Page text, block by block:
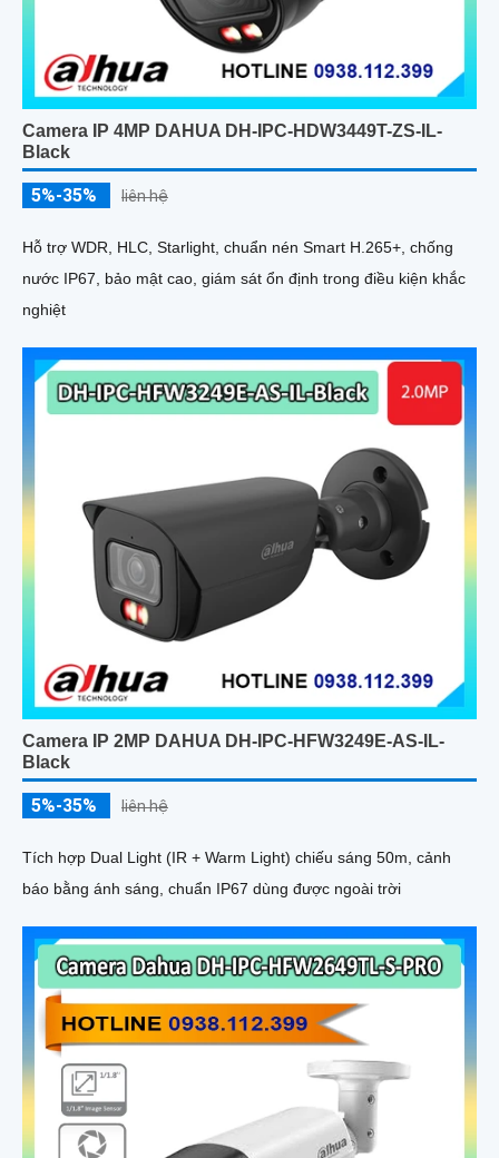
Camera IP 4MP DAHUA DH-IPC-HDW3449T-ZS-IL-
Black
5%-35% liên hệ
Hỗ trợ WDR, HLC, Starlight, chuẩn nén Smart H.265+, chống
nước IP67, bảo mật cao, giám sát ổn định trong điều kiện khắc
nghiệt
Camera IP 2MP DAHUA DH-IPC-HFW3249E-AS-IL-
Black
5%-35% liên hệ
Tích hợp Dual Light (IR + Warm Light) chiếu sáng 50m, cảnh
báo bằng ánh sáng, chuẩn IP67 dùng được ngoài trời